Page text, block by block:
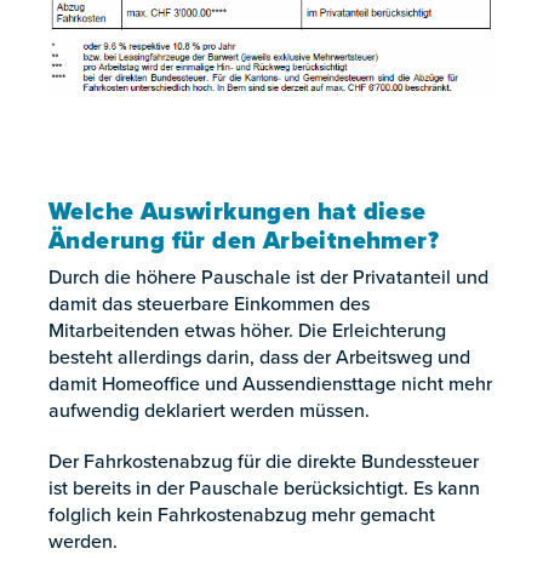
Welche Auswirkungen hat diese
Änderung für den Arbeitnehmer?
Durch die höhere Pauschale ist der Privatanteil und
damit das steuerbare Einkommen des
Mitarbeitenden etwas höher. Die Erleichterung
besteht allerdings darin, dass der Arbeitsweg und
damit Homeoffice und Aussendiensttage nicht mehr
aufwendig deklariert werden müssen.
Der Fahrkostenabzug für die direkte Bundessteuer
ist bereits in der Pauschale berücksichtigt. Es kann
folglich kein Fahrkostenabzug mehr gemacht
werden.